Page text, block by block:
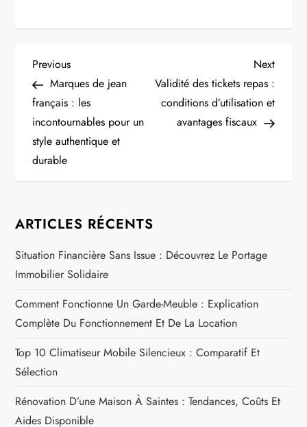
N
a
v
i
a
t
i
o
n
d
Previous
Post
Previous
Marques de jean
français : les
incontournables pour un
style authentique et
durable
Next
Post
Next
Validité des tickets repas :
conditions d’utilisation et
avantages fiscaux
ARTICLES RÉCENTS
Situation Financière Sans Issue : Découvrez Le Portage
Immobilier Solidaire
Comment Fonctionne Un Garde-Meuble : Explication
Complète Du Fonctionnement Et De La Location
Top 10 Climatiseur Mobile Silencieux : Comparatif Et
Sélection
Rénovation D’une Maison À Saintes : Tendances, Coûts Et
Aides Disponible